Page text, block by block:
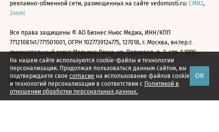
На нашем сайте используются cookie-файлы и технологии
персонализации. Продолжая пользоваться данным сайтом, вы
подтверждаете свое согласие на использование файлов cookie
и технологий персонализации в соответствии с Политикой в
отношении обработки персональных данных.
ОК
рекламно-обменной сети, размещенных на сайте vedomosti.ru: СМИ2,
24smi
Все права защищены © АО Бизнес Ньюс Медиа, ИНН/КПП
7712108141/771501001, ОГРН 1027739124775, 127018, г. Москва, вн.тер.г.
муниципальный округ Марьина Роща, ул. Полковая, д. 3, стр. 1 1999—
2026